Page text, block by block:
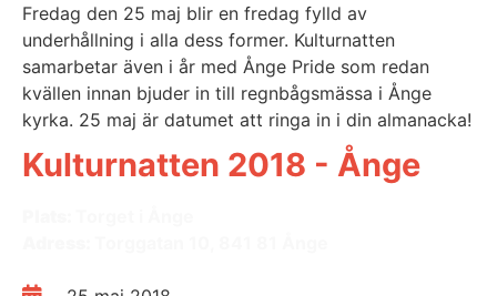
Fredag den 25 maj blir en fredag fylld av
underhållning i alla dess former. Kulturnatten
samarbetar även i år med Ånge Pride som redan
kvällen innan bjuder in till regnbågsmässa i Ånge
kyrka. 25 maj är datumet att ringa in i din almanacka!
Kulturnatten 2018 - Ånge